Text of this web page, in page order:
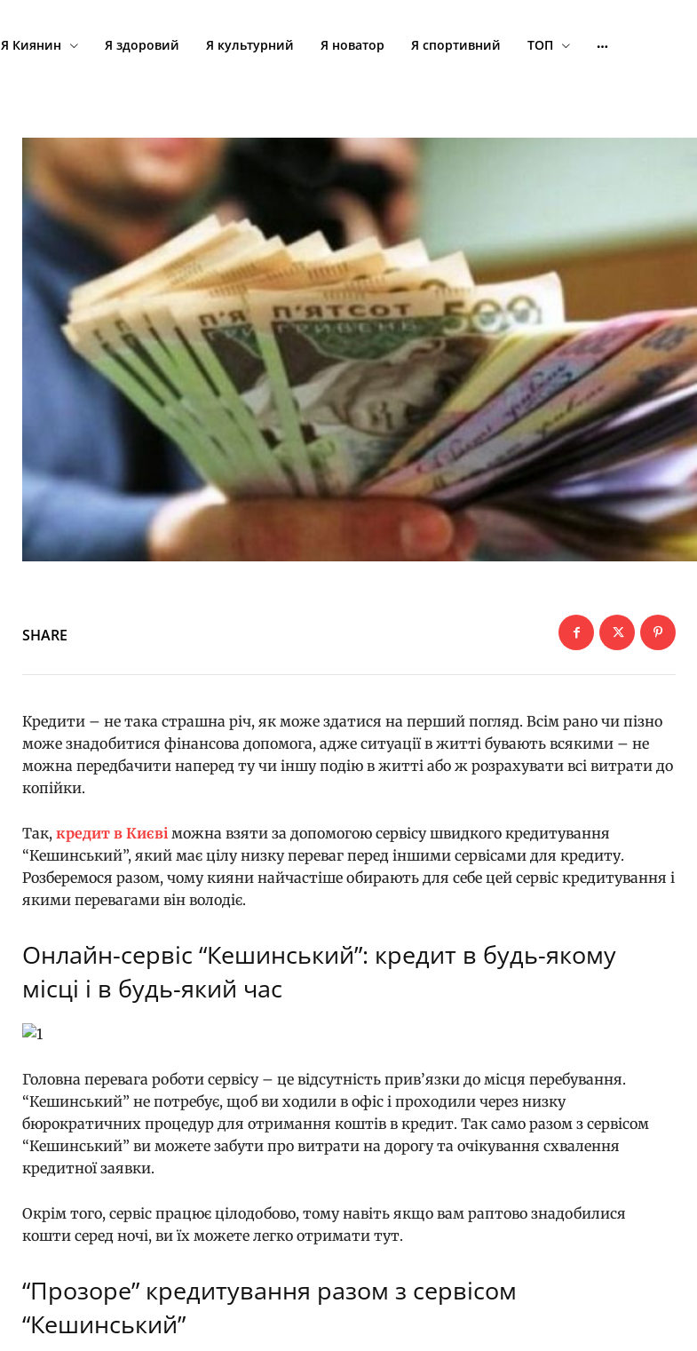
Я Киянин Я здоровий Я культурний Я новатор Я спортивний ТОП
SHARE
Кредити – не така страшна річ, як може здатися на перший погляд. Всім рано чи пізно
може знадобитися фінансова допомога, адже ситуації в житті бувають всякими – не
можна передбачити наперед ту чи іншу подію в житті або ж розрахувати всі витрати до
копійки.
Так, кредит в Києві можна взяти за допомогою сервісу швидкого кредитування
“Кешинський”, який має цілу низку переваг перед іншими сервісами для кредиту.
Розберемося разом, чому кияни найчастіше обирають для себе цей сервіс кредитування і
якими перевагами він володіє.
Онлайн-сервіс “Кешинський”: кредит в будь-якому
місці і в будь-який час
Головна перевага роботи сервісу – це відсутність прив’язки до місця перебування.
“Кешинський” не потребує, щоб ви ходили в офіс і проходили через низку
бюрократичних процедур для отримання коштів в кредит. Так само разом з сервісом
“Кешинський” ви можете забути про витрати на дорогу та очікування схвалення
кредитної заявки.
Окрім того, сервіс працює цілодобово, тому навіть якщо вам раптово знадобилися
кошти серед ночі, ви їх можете легко отримати тут.
“Прозоре” кредитування разом з сервісом
“Кешинський”